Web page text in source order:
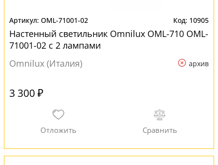
OML-71001-02 10905
Настенный светильник Omnilux OML-710 OML-
71001-02 с 2 лампами
Omnilux (Италия)
архив
3 300 ₽